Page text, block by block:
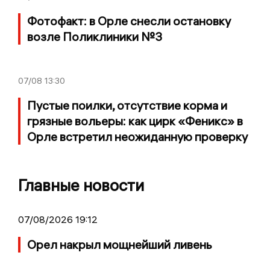
Фотофакт: в Орле снесли остановку
возле Поликлиники №3
07/08 13:30
Пустые поилки, отсутствие корма и
грязные вольеры: как цирк «Феникс» в
Орле встретил неожиданную проверку
Главные новости
07/08/2026 19:12
Орел накрыл мощнейший ливень